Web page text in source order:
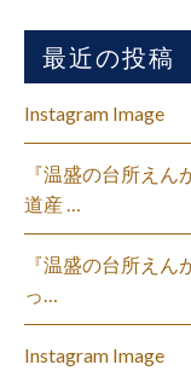
最近の投稿
Instagram Image
『温盛の台所え
道産 …
『温盛の台所え
っ…
Instagram Image